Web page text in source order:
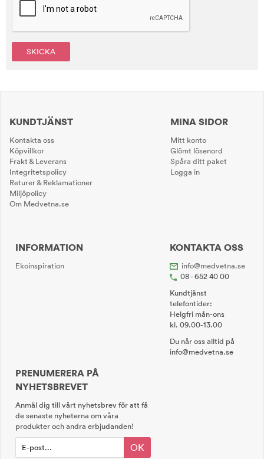
SKICKA
KUNDTJÄNST
Kontakta oss
Köpvillkor
Frakt & Leverans
Integritetspolicy
Returer & Reklamationer
Miljöpolicy
Om Medvetna.se
MINA SIDOR
Mitt konto
Glömt lösenord
Spåra ditt paket
Logga in
INFORMATION
Ekoinspiration
KONTAKTA OSS
info@medvetna.se
08 - 652 40 00
Kundtjänst
telefontider:
Helgfri mån-ons
kl. 09.00-13.00
Du når oss alltid på
info@medvetna.se
PRENUMERERA PÅ
NYHETSBREVET
Anmäl dig till vårt nyhetsbrev för att få
de senaste nyheterna om våra
produkter och andra erbjudanden!
OK